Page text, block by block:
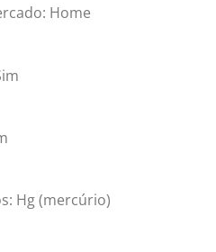
Home
Hg (mercúrio)